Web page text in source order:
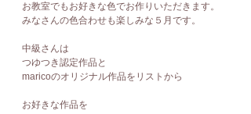
お教室でもお好きな色でお作りいただきます。
みなさんの色合わせも楽しみな５月です。
中級さんは
つゆつき認定作品と
maricoのオリジナル作品をリストから
お好きな作品を